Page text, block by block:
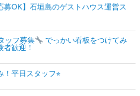
募OK】石垣島のゲストハウス運営ス
ッフ募集
でっかい看板をつけてみ
歓迎！
平日スタッフ⭐︎